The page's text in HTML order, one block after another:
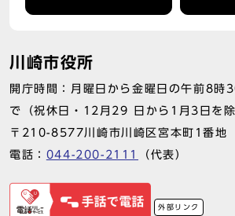
川崎市役所
開庁時間：月曜日から金曜日の午前8時
で（祝休日・12月29 日から1月3日を除
〒210-8577川崎市川崎区宮本町1番地
電話： 044-200-2111 （代表）
外部リンク